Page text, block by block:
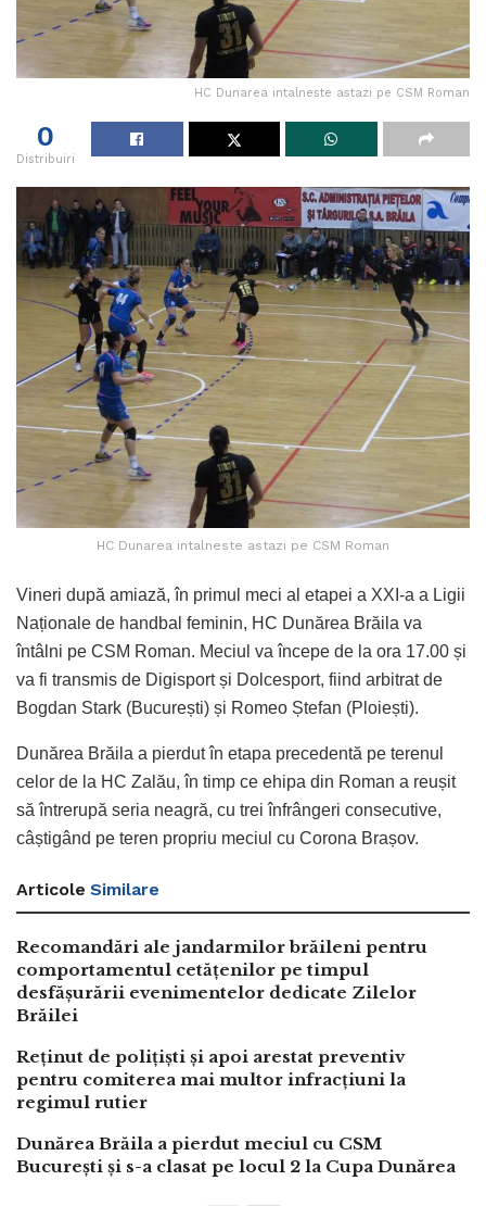
HC Dunarea intalneste astazi pe CSM Roman
0
Distribuiri
HC Dunarea intalneste astazi pe CSM Roman
Vineri după amiază, în primul meci al etapei a XXI-a a Ligii
Naționale de handbal feminin, HC Dunărea Brăila va
întâlni pe CSM Roman. Meciul va începe de la ora 17.00 și
va fi transmis de Digisport și Dolcesport, fiind arbitrat de
Bogdan Stark (București) și Romeo Ștefan (Ploiești).
Dunărea Brăila a pierdut în etapa precedentă pe terenul
celor de la HC Zalău, în timp ce ehipa din Roman a reușit
să întrerupă seria neagră, cu trei înfrângeri consecutive,
câștigând pe teren propriu meciul cu Corona Brașov.
Articole Similare
Recomandări ale jandarmilor brăileni pentru
comportamentul cetățenilor pe timpul
desfășurării evenimentelor dedicate Zilelor
Brăilei
Reținut de polițiști și apoi arestat preventiv
pentru comiterea mai multor infracțiuni la
regimul rutier
Dunărea Brăila a pierdut meciul cu CSM
București și s-a clasat pe locul 2 la Cupa Dunărea